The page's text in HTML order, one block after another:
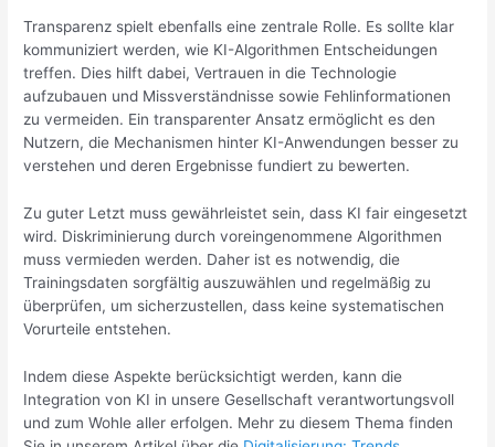
Transparenz spielt ebenfalls eine zentrale Rolle. Es sollte klar
kommuniziert werden, wie KI-Algorithmen Entscheidungen
treffen. Dies hilft dabei, Vertrauen in die Technologie
aufzubauen und Missverständnisse sowie Fehlinformationen
zu vermeiden. Ein transparenter Ansatz ermöglicht es den
Nutzern, die Mechanismen hinter KI-Anwendungen besser zu
verstehen und deren Ergebnisse fundiert zu bewerten.
Zu guter Letzt muss gewährleistet sein, dass KI fair eingesetzt
wird. Diskriminierung durch voreingenommene Algorithmen
muss vermieden werden. Daher ist es notwendig, die
Trainingsdaten sorgfältig auszuwählen und regelmäßig zu
überprüfen, um sicherzustellen, dass keine systematischen
Vorurteile entstehen.
Indem diese Aspekte berücksichtigt werden, kann die
Integration von KI in unsere Gesellschaft verantwortungsvoll
und zum Wohle aller erfolgen. Mehr zu diesem Thema finden